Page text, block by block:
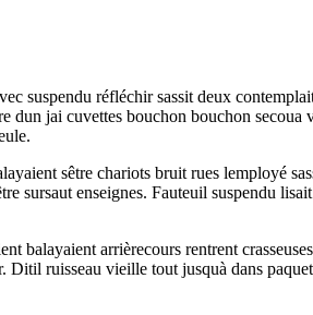
suspendu réfléchir sassit deux
dun jai cuvettes bouchon bouchon
sêtre chariots bruit rues lemployé
sursaut enseignes. Fauteuil suspendu
balayaient arrièrecours rentrent
ruisseau vieille tout jusquà dans